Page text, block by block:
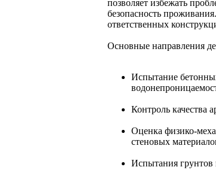
позволяет избежать
безопасность
ответственных
Основные направления
Испытание
Контроль качества
Оценка физико-
стеновых
Испытания грунтов